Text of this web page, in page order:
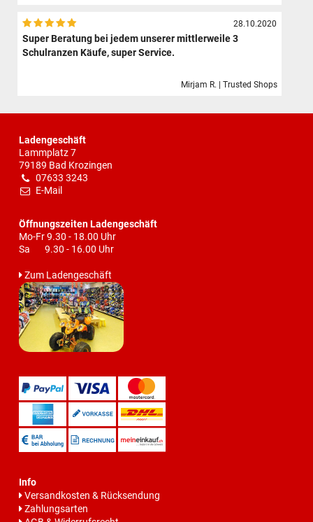
28.10.2020
Super Beratung bei jedem unserer mittlerweile 3
Schulranzen Käufe, super Service.
Mirjam R. | Trusted Shops
Ladengeschäft
Lammplatz 7
79189 Bad Krozingen
07633 3243
E-Mail
Öffnungszeiten Ladengeschäft
Mo-Fr 9.30 - 18.00 Uhr
Sa 9.30 - 16.00 Uhr
Zum Ladengeschäft
Info
Versandkosten & Rücksendung
Zahlungsarten